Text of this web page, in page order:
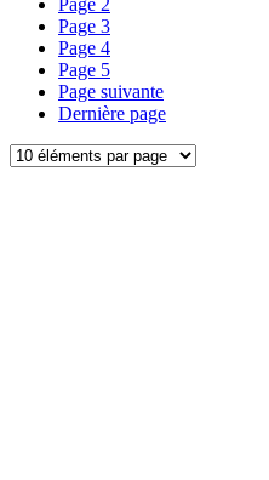
Page 2
Page 3
Page 4
Page 5
Page suivante
Dernière page